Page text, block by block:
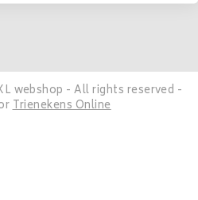
webshop - All rights reserved -
Trienekens Online